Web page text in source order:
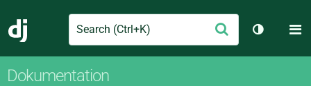
Django
Search Skicka
Växla
Dokumentation